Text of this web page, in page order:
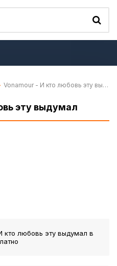
Vonamour - И кто любовь эту выдумал
эту выдумал
кто любовь эту выдумал в